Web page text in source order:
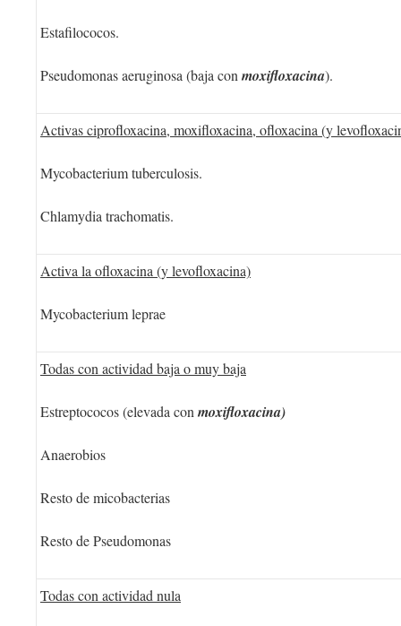
Estafilococos.
Pseudomonas aeruginosa (baja conmoxifloxacina).
Activas ciprofloxacina, moxifloxacina, ofloxacina (y
Mycobacterium tuberculosis.
Chlamydia trachomatis.
Activa la ofloxacina (y levofloxacina)
Mycobacterium leprae
Todas con actividad baja o muy baja
Estreptococos (elevada conmoxifloxacina)
Anaerobios
Resto de micobacterias
Resto de Pseudomonas
Todas con actividad nula